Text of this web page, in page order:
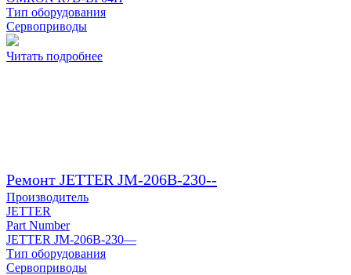
Тип оборудования
Сервоприводы
Читать подробнее
Ремонт JETTER JM-206B-230--
Производитель
JETTER
Part Number
JETTER JM-206B-230—
Тип оборудования
Сервоприводы